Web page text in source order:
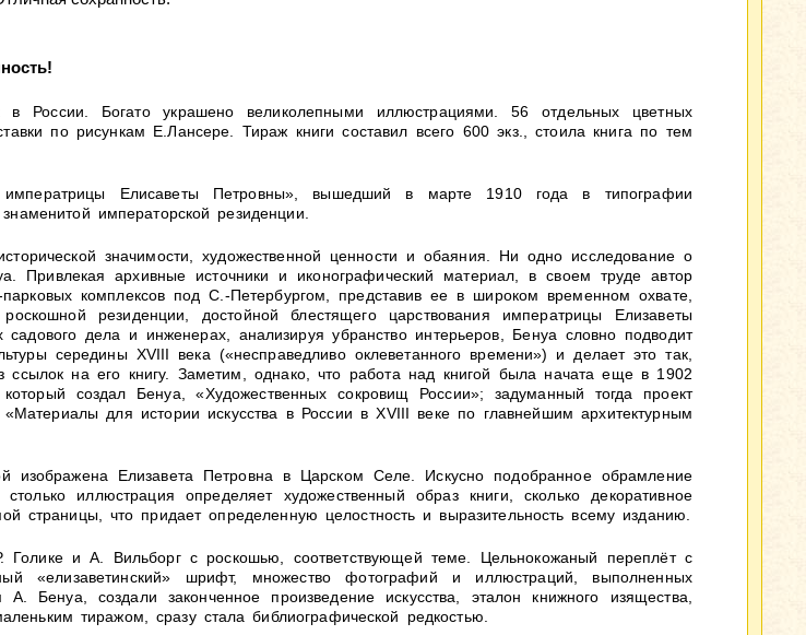
России. Богато украшено великолепными иллюстрациями. 56 отдельных цветных
по рисункам Е.Лансере. Тираж книги составил всего 600 экз., стоила книга по тем
Елисаветы Петровны», вышедший в марте 1910 года в типографии
императорской резиденции.
значимости, художественной ценности и обаяния. Ни одно исследование о
Привлекая архивные источники и иконографический материал, в своем труде автор
комплексов под С.-Петербургом, представив ее в широком временном охвате,
резиденции, достойной блестящего царствования императрицы Елизаветы
дела и инженерах, анализируя убранство интерьеров, Бенуа словно подводит
середины XVIII века («несправедливо оклеветанного времени») и делает это так,
ссылок на его книгу. Заметим, однако, что работа над книгой была начата еще в 1902
создал Бенуа, «Художественных сокровищ России»; задуманный тогда проект
для истории искусства в России в XVIII веке по главнейшим архитектурным
изображена Елизавета Петровна в Царском Селе. Искусно подобранное обрамление
иллюстрация определяет художественный образ книги, сколько декоративное
что придает определенную целостность и выразительность всему изданию.
и А. Вильборг с роскошью, соответствующей теме. Цельнокожаный переплёт с
«елизаветинский» шрифт, множество фотографий и иллюстраций, выполненных
создали законченное произведение искусства, эталон книжного изящества,
тиражом, сразу стала библиографической редкостью.